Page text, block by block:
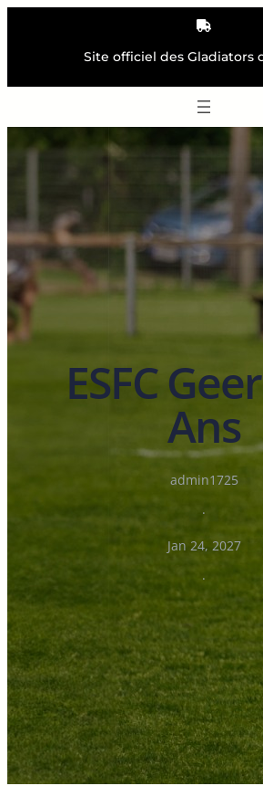
Site officiel des Gladiators
ESFC
Ans
admin1725
·
Jan 24, 2027
·